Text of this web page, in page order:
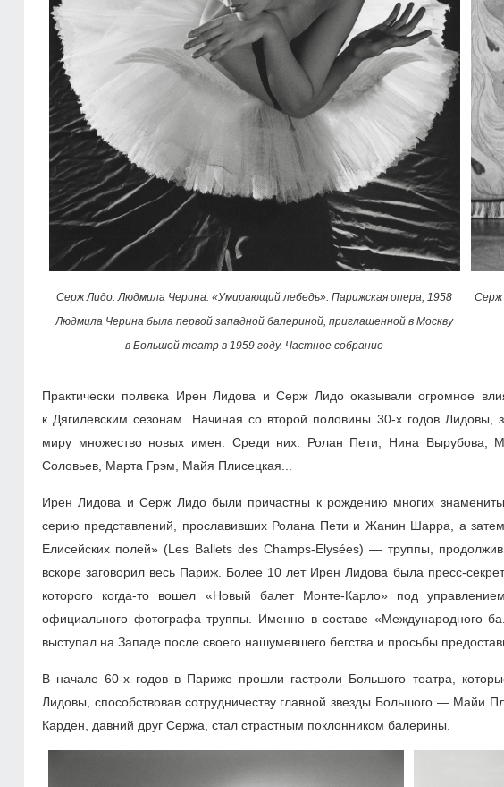
Серж Лидо. Людмила Черина. «Умирающий лебедь». Парижская опера, 1958
Людмила Черина была первой западной балериной, приглашенной в Москву
в Большой театр в 1959 году. Частное собрание
Серж
Практически полвека Ирен Лидова и Серж Лидо оказывали огромное
к Дягилевским сезонам. Начиная со второй половины 30-хгодов Лидовы,
миру множество новых имен. Среди них: Ролан Пети, Нина Вырубова,
Соловьев, Марта Грэм, Майя Плисецкая...
Ирен Лидова и Серж Лидо были причастны к рождению многих
серию представлений, прославивших Ролана Пети и Жанин Шарра, а
Елисейских полей» (Les Ballets des Champs-Elysées) — труппы,
вскоре заговорил весь Париж. Более 10 лет Ирен Лидова была пресс-
которого когда-то вошел «Новый балет Монте-Карло» под
официального фотографа труппы. Именно в составе «Международного
выступал на Западе после своего нашумевшего бегства и просьбы
В начале60-х годов в Париже прошли гастроли Большого театра,
Лидовы, способствовав сотрудничеству главной звезды Большого —
Карден, давний друг Сержа, стал страстным поклонником балерины.